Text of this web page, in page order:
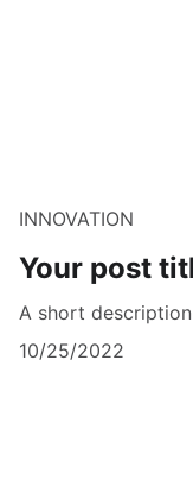
INNOVATION
Your post
A short
10/25/2022